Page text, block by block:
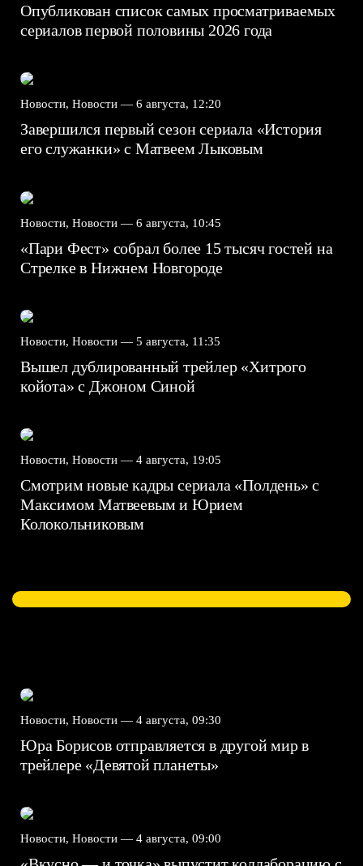
Опубликован список самых просматриваемых
сериалов первой половины 2026 года
Новости, Новости — 6 августа, 12:20
Завершился первый сезон сериала «История
его служанки» с Матвеем Лыковым
Новости, Новости — 6 августа, 10:45
«Пари Фест» собрал более 15 тысяч гостей на
Стрелке в Нижнем Новгороде
Новости, Новости — 5 августа, 11:35
Вышел дублированный трейлер «Хитрого
койота» с Джоном Синой
Новости, Новости — 4 августа, 19:05
Смотрим новые кадры сериала «Полдень» с
Максимом Матвеевым и Юрием
Колокольниковым
Новости, Новости — 4 августа, 09:30
Юра Борисов отправляется в другой мир в
трейлере «Девятой планеты»
Новости, Новости — 4 августа, 09:00